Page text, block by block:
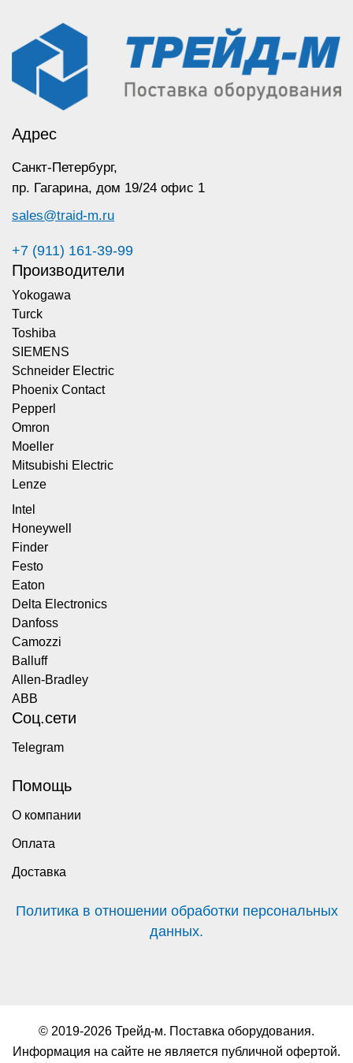
Адрес
Санкт-Петербург,
пр. Гагарина, дом 19/24 офис 1
sales@traid-m.ru
+7 (911) 161-39-99
Производители
Yokogawa
Turck
Toshiba
SIEMENS
Schneider Electric
Phoenix Contact
Pepperl
Omron
Moeller
Mitsubishi Electric
Lenze
Intel
Honeywell
Finder
Festo
Eaton
Delta Electronics
Danfoss
Camozzi
Balluff
Allen-Bradley
ABB
Соц.сети
Telegram
Помощь
О компании
Оплата
Доставка
Политика в отношении обработки персональных
данных.
© 2019-2026 Трейд-м. Поставка оборудования.
Информация на сайте не является публичной офертой.